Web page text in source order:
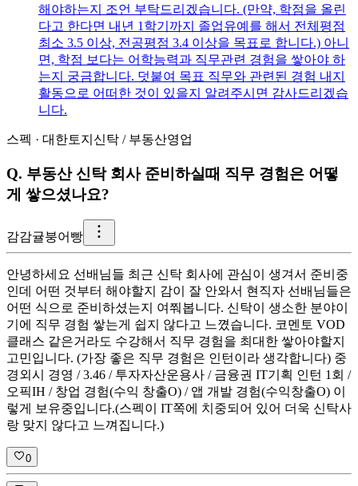
해야하는지 조언 부탁드리겠습니다. (만약, 학점을 올린
다고 한다면 내년 1학기까지 졸업유예를 해서 전체평점
최소 3.5 이상, 전공평점 3.4 이상을 목표로 합니다.) 아니
면, 학점 보다는 어학능력과 직무관련 경험을 쌓아야 하
는지 궁금합니다. 덧붙여 목표 직무와 관련된 경험 내지
활동으로 어떠한 것이 있을지 알려주시면 감사드리겠습
니다.
스펙 · 대한토지신탁 / 부동산영업
Q. 부동산 신탁 회사 준비하실때 직무 경험은 어떻
게 쌓으셨나요?
감감귤붕어빵
안녕하세요 선배님들 최근 신탁 회사에 관심이 생겨서 준비중
인데 어떤 것부터 해야할지 감이 잘 안와서 현직자 선배님들은
어떤 식으로 준비하셨는지 여쭤봅니다. 신탁이 생소한 분야이
기에 직무 경험 쌓는게 쉽지 않다고 느꼈습니다. 코멘토 VOD
클래스 같은거라도 수강해서 직무 경험을 최대한 쌓아야할지
고민입니다. (가장 좋은 직무 경험은 인턴이라 생각합니다) 중
경외시 경영 / 3.46 / 투자자산운용사 / 금융권 IT기획 인턴 1회 /
오픽IH / 창업 경험(수익 창출O) / 앱 개발 경험(수익창출O) 이
렇게 보유중입니다.(스펙이 IT쪽에 치중되어 있어 더욱 신탁사
랑 맞지 않다고 느껴집니다.)
0